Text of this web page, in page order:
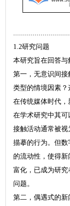
1.2研究问题
本研究旨在回答与
第一，无意识间
类型的情境因素
在传统媒体时代
在学术研究中其可
接触活动通常被
描摹的行为。但
的流动性，使得
富化，已成为研
问题。
第二，偶遇式的